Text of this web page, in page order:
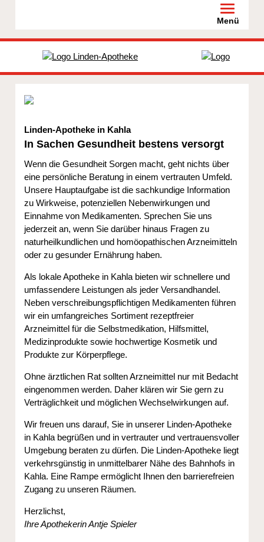
Toggle
Menü
Linden-Apotheke in Kahla
In Sachen Gesundheit bestens versorgt
Wenn die Gesundheit Sorgen macht, geht nichts über
eine persönliche Beratung in einem vertrauten Umfeld.
Unsere Hauptaufgabe ist die sachkundige Information
zu Wirkweise, potenziellen Nebenwirkungen und
Einnahme von Medikamenten. Sprechen Sie uns
jederzeit an, wenn Sie darüber hinaus Fragen zu
naturheilkundlichen und homöopathischen Arzneimitteln
oder zu gesunder Ernährung haben.
Als lokale Apotheke in Kahla bieten wir schnellere und
umfassendere Leistungen als jeder Versandhandel.
Neben verschreibungspflichtigen Medikamenten führen
wir ein umfangreiches Sortiment rezeptfreier
Arzneimittel für die Selbstmedikation, Hilfsmittel,
Medizinprodukte sowie hochwertige Kosmetik und
Produkte zur Körperpflege.
Ohne ärztlichen Rat sollten Arzneimittel nur mit Bedacht
eingenommen werden. Daher klären wir Sie gern zu
Verträglichkeit und möglichen Wechselwirkungen auf.
Wir freuen uns darauf, Sie in unserer Linden-Apotheke
in Kahla begrüßen und in vertrauter und vertrauensvoller
Umgebung beraten zu dürfen. Die Linden-Apotheke liegt
verkehrsgünstig in unmittelbarer Nähe des Bahnhofs in
Kahla. Eine Rampe ermöglicht Ihnen den barrierefreien
Zugang zu unseren Räumen.
Herzlichst,
Ihre Apothekerin Antje Spieler